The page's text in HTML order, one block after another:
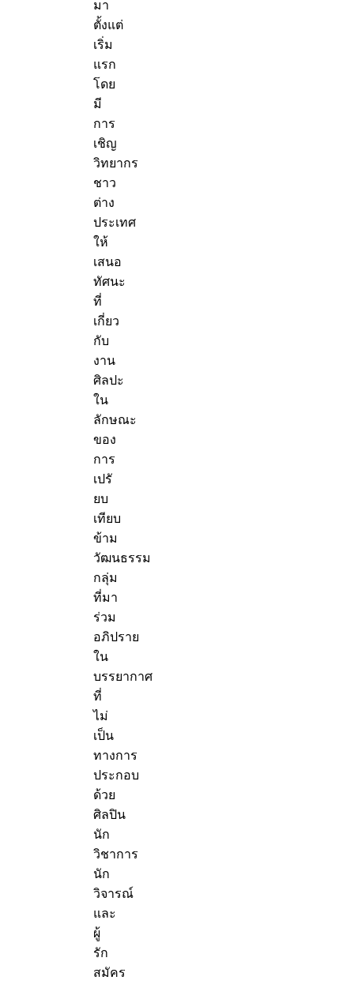
มา
ตั้งแต่
เริ่ม
แรก
โดย
มี
การ
เชิญ
วิทยากร
ชาว
ต่าง
ประเทศ
ให้
เสนอ
ทัศนะ
ที่
เกี่ยว
กับ
งาน
ศิลปะ
ใน
ลักษณะ
ของ
การ
เปรั
ยบ
เทียบ
ข้าม
วัฒนธรรม
กลุ่ม
ที่มา
ร่วม
อภิปราย
ใน
บรรยากาศ
ที่
ไม่
เป็น
ทางการ
ประกอบ
ด้วย
ศิลปิน
นัก
วิชาการ
นัก
วิจารณ์
และ
ผู้
รัก
สมัคร